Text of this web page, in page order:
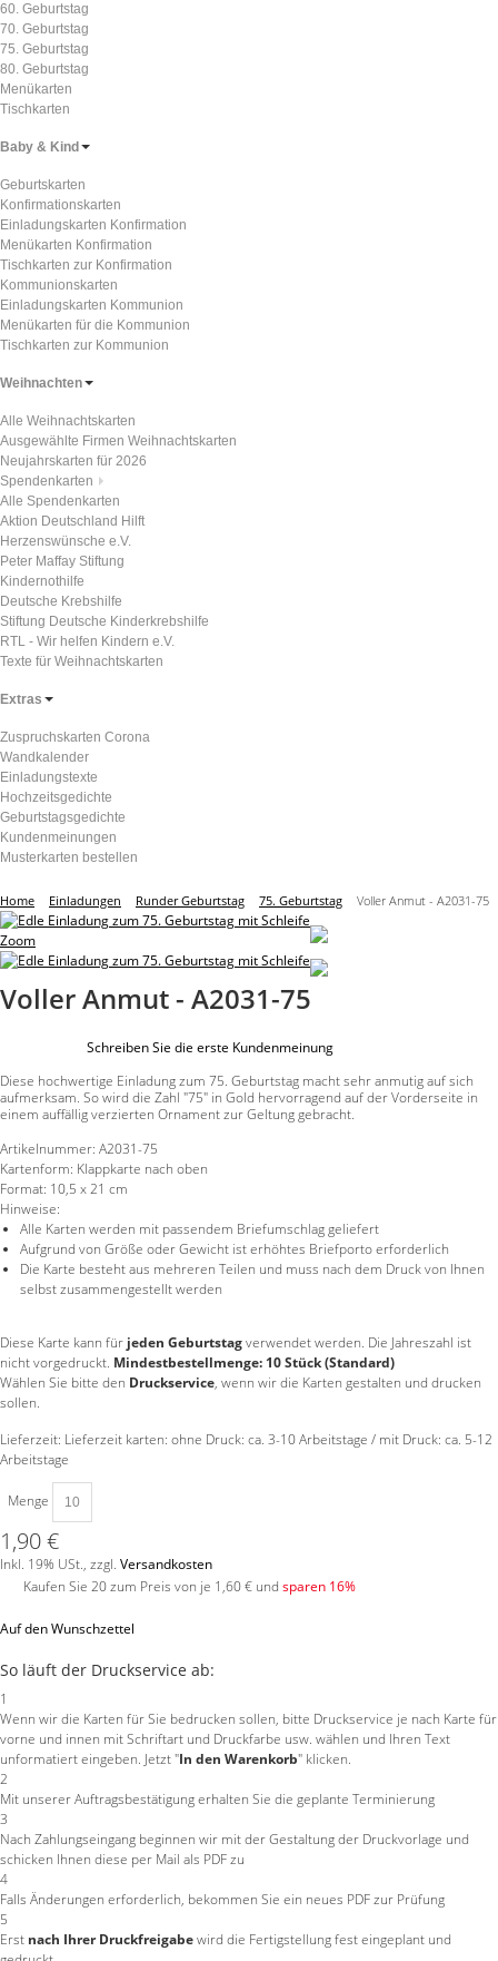
60. Geburtstag
70. Geburtstag
75. Geburtstag
80. Geburtstag
Menükarten
Tischkarten
Baby & Kind
Geburtskarten
Konfirmationskarten
Einladungskarten Konfirmation
Menükarten Konfirmation
Tischkarten zur Konfirmation
Kommunionskarten
Einladungskarten Kommunion
Menükarten für die Kommunion
Tischkarten zur Kommunion
Weihnachten
Alle Weihnachtskarten
Ausgewählte Firmen Weihnachtskarten
Neujahrskarten für 2026
Spendenkarten
Alle Spendenkarten
Aktion Deutschland Hilft
Herzenswünsche e.V.
Peter Maffay Stiftung
Kindernothilfe
Deutsche Krebshilfe
Stiftung Deutsche Kinderkrebshilfe
RTL - Wir helfen Kindern e.V.
Texte für Weihnachtskarten
Extras
Zuspruchskarten Corona
Wandkalender
Einladungstexte
Hochzeitsgedichte
Geburtstagsgedichte
Kundenmeinungen
Musterkarten bestellen
Home Einladungen Runder Geburtstag 75. Geburtstag Voller Anmut - A2031-75
Zoom
Voller Anmut - A2031-75
Schreiben Sie die erste Kundenmeinung
Diese hochwertige Einladung zum 75. Geburtstag macht sehr anmutig auf sich
aufmerksam. So wird die Zahl "75" in Gold hervorragend auf der Vorderseite in
einem auffällig verzierten Ornament zur Geltung gebracht.
Artikelnummer: A2031-75
Kartenform: Klappkarte nach oben
Format: 10,5 x 21 cm
Hinweise:
Alle Karten werden mit passendem Briefumschlag geliefert
Aufgrund von Größe oder Gewicht ist erhöhtes Briefporto erforderlich
Die Karte besteht aus mehreren Teilen und muss nach dem Druck von Ihnen
selbst zusammengestellt werden
Diese Karte kann für jeden Geburtstagverwendet werden. Die Jahreszahl ist
nicht vorgedruckt. Mindestbestellmenge: 10 Stück (Standard)
Wählen Sie bitte den Druckservice, wenn wir die Karten gestalten und drucken
sollen.
Lieferzeit: Lieferzeit karten: ohne Druck: ca. 3-10 Arbeitstage / mit Druck: ca. 5-12
Arbeitstage
Menge
1,90 €
Inkl. 19% USt., zzgl. Versandkosten
Kaufen Sie 20 zum Preis von je 1,60 € und sparen 16%
Auf den Wunschzettel
So läuft der Druckservice ab:
1
Wenn wir die Karten für Sie bedrucken sollen, bitte Druckservice je nach Karte für
vorne und innen mit Schriftart und Druckfarbe usw. wählen und Ihren Text
unformatiert eingeben. Jetzt "In den Warenkorb" klicken.
2
Mit unserer Auftragsbestätigung erhalten Sie die geplante Terminierung
3
Nach Zahlungseingang beginnen wir mit der Gestaltung der Druckvorlage und
schicken Ihnen diese per Mail als PDF zu
4
Falls Änderungen erforderlich, bekommen Sie ein neues PDF zur Prüfung
5
Erst nach Ihrer Druckfreigabewird die Fertigstellung fest eingeplant und